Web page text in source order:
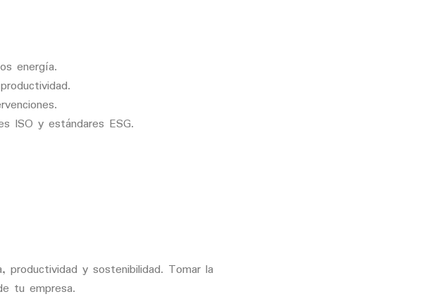
energía.
ISO y estándares ESG.
productividad y sostenibilidad. Tomar la
tu empresa.